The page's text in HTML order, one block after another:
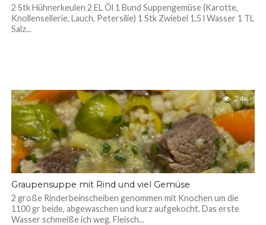
2 Stk Hühnerkeulen 2 EL Öl 1 Bund Suppengemüse (Karotte,
Knollensellerie, Lauch, Petersilie) 1 Stk Zwiebel 1.5 l Wasser 1 TL
Salz...
2.4K
Graupensuppe mit Rind und viel Gemüse
2 große Rinderbeinscheiben genommen mit Knochen um die
1100 gr beide, abgewaschen und kurz aufgekocht. Das erste
Wasser schmeiße ich weg, Fleisch...